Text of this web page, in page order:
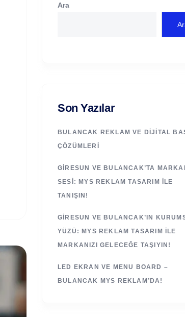
Ara
Son Yazılar
BULANCAK REKLAM VE DIJITAL
ÇÖZÜMLERI
GIRESUN VE BULANCAK’TA
SESI: MYS REKLAM TASARIM ILE
TANIŞIN!
GIRESUN VE BULANCAK’IN
YÜZÜ: MYS REKLAM TASARIM ILE
MARKANIZI GELECEĞE TAŞIYIN!
LED EKRAN VE MENU BOARD –
BULANCAK MYS REKLAM’DA!